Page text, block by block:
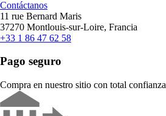
Contáctanos
11 rue Bernard Maris
37270 Montlouis-sur-Loire, Francia
+33 1 86 47 62 58
Pago seguro
Compra en nuestro sitio con total confianza